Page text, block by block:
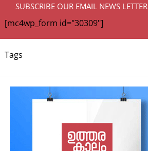
SUBSCRIBE OUR EMAIL NEWS LETTER
[mc4wp_form id="30309"]
Tags